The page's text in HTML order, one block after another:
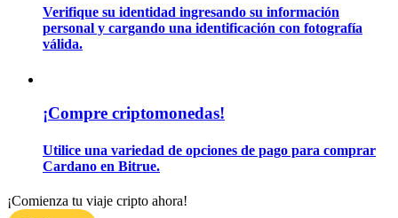
Aprenda cómo mantenerse rentable
Verifique su identidad ingresando su información
personal y cargando una identificación con fotografía
válida.
¡Compre criptomonedas!
Utilice una variedad de opciones de pago para comprar
Cardano en Bitrue.
¡Comienza tu viaje cripto ahora!